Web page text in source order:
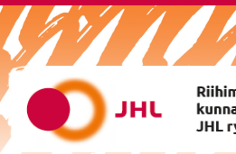
Riihimäen Kunnalliset ry